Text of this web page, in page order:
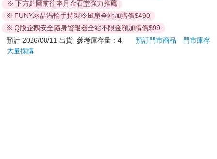
特價 99 元
加入購物車
限定 數碼寶貝 D-ARK
25周年彩色進化版
特價
加入購物車